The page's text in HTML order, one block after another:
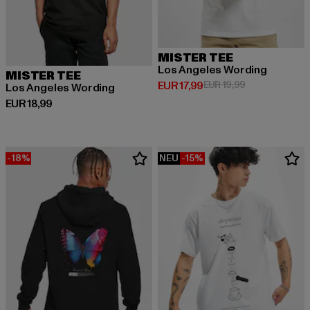
MISTER TEE
Los Angeles Wording
EUR 18,99
Derzeitiger Preis: EUR 18,99
MISTER TEE
Los Angeles Wording
EUR 17,99
Derzeitiger Preis: EUR 17,99
EUR 19,99Aktionspreis:
-18% NEU -15%